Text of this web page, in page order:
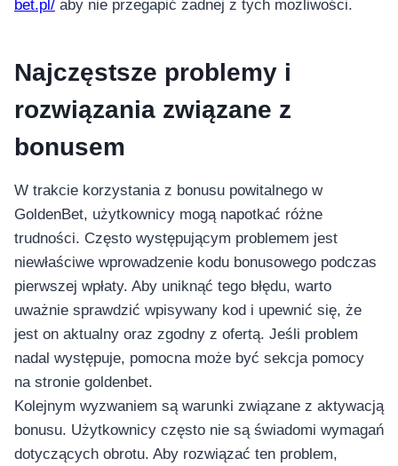
อุปกรณ์เพื่อความบันเทิง
อุปกรณ์เพื่อความบันเทิง
หูฟัง
bet.pl/ aby nie przegapić żadnej z tych możliwości.
Najczęstsze problemy i
rozwiązania związane z
bonusem
W trakcie korzystania z bonusu powitalnego w
GoldenBet, użytkownicy mogą napotkać różne
trudności. Często występującym problemem jest
niewłaściwe wprowadzenie kodu bonusowego podczas
pierwszej wpłaty. Aby uniknąć tego błędu, warto
uważnie sprawdzić wpisywany kod i upewnić się, że
jest on aktualny oraz zgodny z ofertą. Jeśli problem
nadal występuje, pomocna może być sekcja pomocy
na stronie goldenbet.
Kolejnym wyzwaniem są warunki związane z aktywacją
bonusu. Użytkownicy często nie są świadomi wymagań
dotyczących obrotu. Aby rozwiązać ten problem,